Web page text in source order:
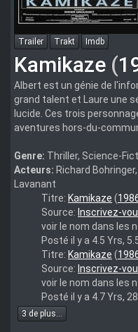
Trailer Trakt Imdb
Kamikaze (
Albert est un génie de
grand talent et Laure une
lucide. Ces trois
aventures hors-du-
Genre: Thriller, Science-
Acteurs: Richard
Lavanant
CherryCoke
Titre: Kamikaze (
Source: Inscrivez-
voir le nom dans les
Posté il y a 4.5 Yrs,
ONLY.mkv
Titre: Kamikaze (
Source: Inscrivez-
voir le nom dans les
Posté il y a 4.7 Yrs,
3 de plus...